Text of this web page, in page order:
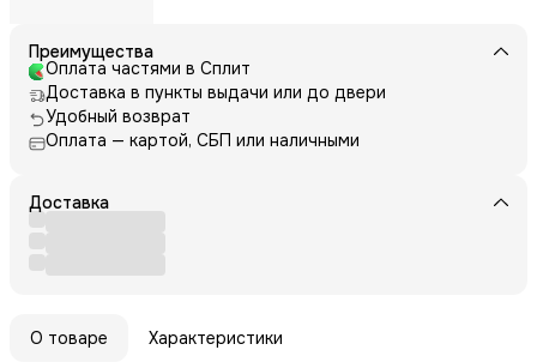
Преимущества
Оплата частями в Сплит
Доставка в пункты выдачи или до двери
Удобный возврат
Оплата — картой, СБП или наличными
Доставка
О товаре Характеристики